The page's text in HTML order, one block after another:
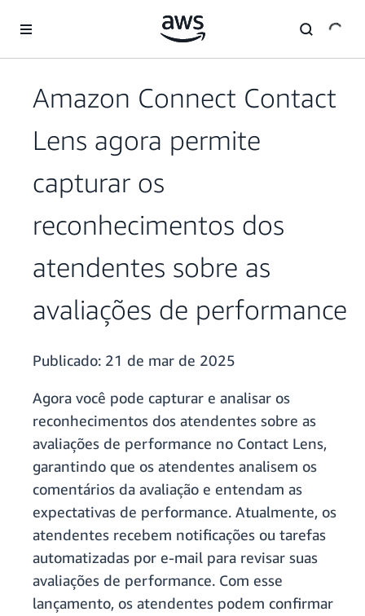
Pular para o conteúdo principal
Amazon Connect Contact
Lens agora permite
capturar os
reconhecimentos dos
atendentes sobre as
avaliações de performance
Publicado: 21 de mar de 2025
Agora você pode capturar e analisar os
reconhecimentos dos atendentes sobre as
avaliações de performance no Contact Lens,
garantindo que os atendentes analisem os
comentários da avaliação e entendam as
expectativas de performance. Atualmente, os
atendentes recebem notificações ou tarefas
automatizadas por e-mail para revisar suas
avaliações de performance. Com esse
lançamento, os atendentes podem confirmar